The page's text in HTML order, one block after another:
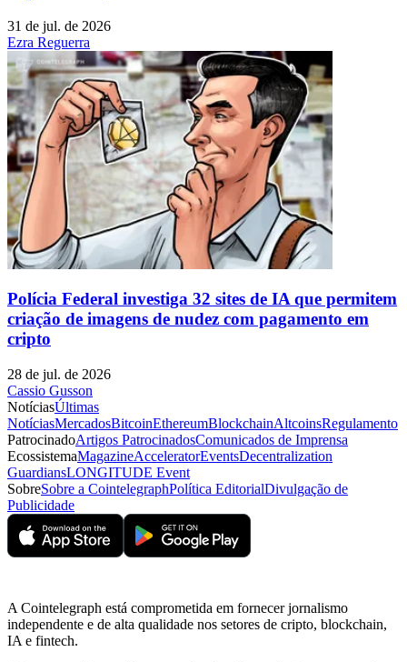
31 de jul. de 2026
Ezra Reguerra
Polícia Federal investiga 32 sites de IA que permitem
criação de imagens de nudez com pagamento em
cripto
28 de jul. de 2026
Cassio Gusson
NotíciasÚltimas
NotíciasMercadosBitcoinEthereumBlockchainAltcoinsRegulamento
PatrocinadoArtigos PatrocinadosComunicados de Imprensa
EcossistemaMagazineAcceleratorEventsDecentralization
GuardiansLONGITUDE Event
SobreSobre a CointelegraphPolítica EditorialDivulgação de
Publicidade
A Cointelegraph está comprometida em fornecer jornalismo
independente e de alta qualidade nos setores de cripto, blockchain,
IA e fintech.